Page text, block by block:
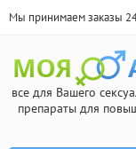
Мы принимаем заказы 24
все для Вашего
препараты для